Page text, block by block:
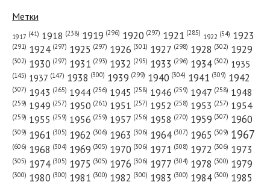
№ 176 от июля 1970 года — «Красный Север»
№ 252 от октября 1974 года — «Красный Север»
Метки
1917 (41) 1918 (238) 1919 (296) 1920 (297) 1921 (285) 1922 (54) 1923
(291) 1924 (297) 1925 (297) 1926 (301) 1927 (298) 1928 (302) 1929
(302) 1930 (297) 1931 (293) 1932 (295) 1933 (296) 1934 (302) 1935
(145) 1937 (147) 1938 (300) 1939 (299) 1940 (304) 1941 (309) 1942
(307) 1943 (265) 1944 (256) 1945 (258) 1946 (259) 1947 (258) 1948
(259) 1949 (257) 1950 (261) 1951 (257) 1952 (258) 1953 (257) 1954
(259) 1955 (259) 1956 (259) 1957 (256) 1958 (270) 1959 (307) 1960
(309) 1961 (305) 1962 (306) 1963 (306) 1964 (307) 1965 (309) 1967
(606) 1968 (304) 1969 (305) 1970 (306) 1971 (308) 1972 (306) 1973
(305) 1974 (305) 1975 (305) 1976 (306) 1977 (304) 1978 (300) 1979
(300) 1980 (300) 1981 (300) 1982 (300) 1983 (300) 1984 (300) 1985